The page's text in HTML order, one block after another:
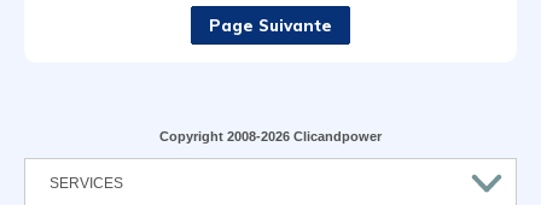
Page Suivante
Copyright 2008-2026 Clicandpower
SERVICES